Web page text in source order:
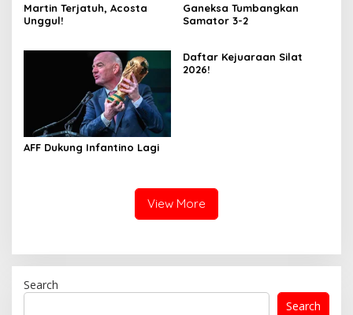
Martin Terjatuh, Acosta
Unggul!
Ganeksa Tumbangkan
Samator 3-2
AFF Dukung Infantino Lagi
Daftar Kejuaraan Silat
2026!
View More
Search
Search